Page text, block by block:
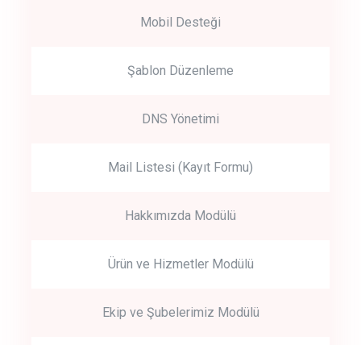
Mobil Desteği
Şablon Düzenleme
DNS Yönetimi
Mail Listesi (Kayıt Formu)
Hakkımızda Modülü
Ürün ve Hizmetler Modülü
Ekip ve Şubelerimiz Modülü